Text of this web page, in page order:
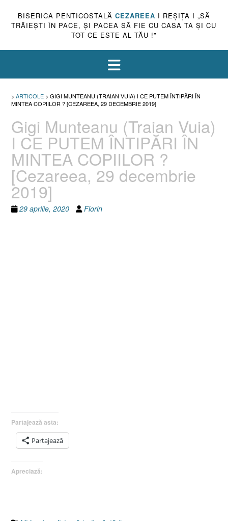
BISERICA PENTICOSTALĂ CEZAREEA I REŞIŢA I „SĂ
TRĂIEŞTI ÎN PACE, ŞI PACEA SĂ FIE CU CASA TA ŞI CU
TOT CE ESTE AL TĂU !”
> ARTICOLE > GIGI MUNTEANU (TRAIAN VUIA) I CE PUTEM ÎNTIPĂRI ÎN
MINTEA COPIILOR ? [CEZAREEA, 29 DECEMBRIE 2019]
Gigi Munteanu (Traian Vuia)
I CE PUTEM ÎNTIPĂRI ÎN
MINTEA COPIILOR ?
[Cezareea, 29 decembrie
2019]
29 aprilie, 2020 Florin
Partajează asta:
Partajează
Apreciază: